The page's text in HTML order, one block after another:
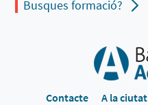
Busques formació?
Contacte A la ciutat